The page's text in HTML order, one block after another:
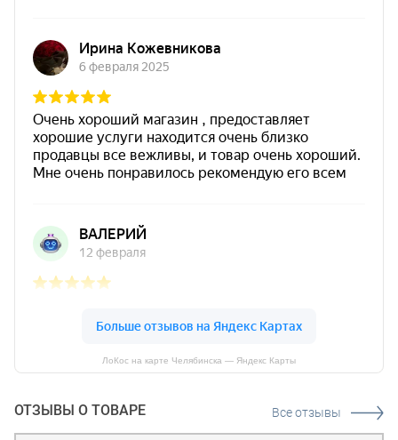
ЛоКос на карте Челябинска — Яндекс Карты
ОТЗЫВЫ О ТОВАРЕ Все отзывы